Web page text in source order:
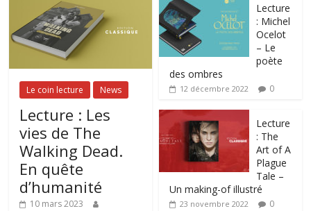
Le coin lecture News
Lecture : Les
vies de The
Walking Dead.
En quête
d’humanité
10 mars 2023
Lecture
: Michel
Ocelot
– Le
poète
des ombres
12 décembre 2022 0
Lecture
: The
Art of A
Plague
Tale –
Un making-of illustré
23 novembre 2022 0